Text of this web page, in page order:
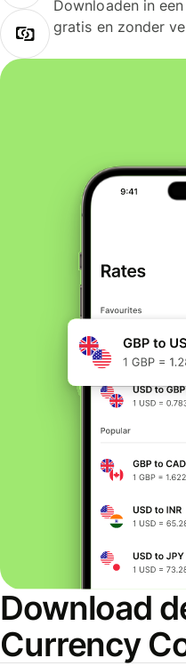
Downloaden in
gratis en zonder
Download
Currency